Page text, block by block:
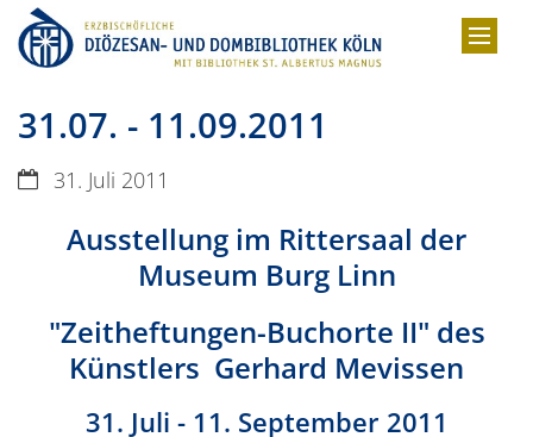
Zum Inhalt springen
31.07. - 11.09.2011
Datum:31. Juli 2011
Ausstellung im Rittersaal der
Museum Burg Linn
"Zeitheftungen-Buchorte II" des
Künstlers Gerhard Mevissen
31. Juli - 11. September 2011